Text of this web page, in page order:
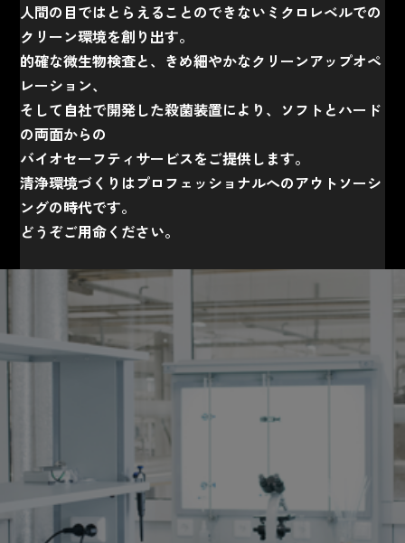
人間の目ではとらえることのできないミクロレベルでの
クリーン環境を創り出す。
的確な微生物検査と、きめ細やかなクリーンアップオペ
レーション、
そして自社で開発した殺菌装置により、ソフトとハード
の両面からの
バイオセーフティサービスをご提供します。
清浄環境づくりはプロフェッショナルへのアウトソーシ
ングの時代です。
どうぞご用命ください。